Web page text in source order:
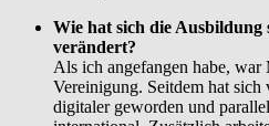
Wie hat sich die
verändert?
Als ich angefangen habe,
Vereinigung. Seitdem hat
digitaler geworden und